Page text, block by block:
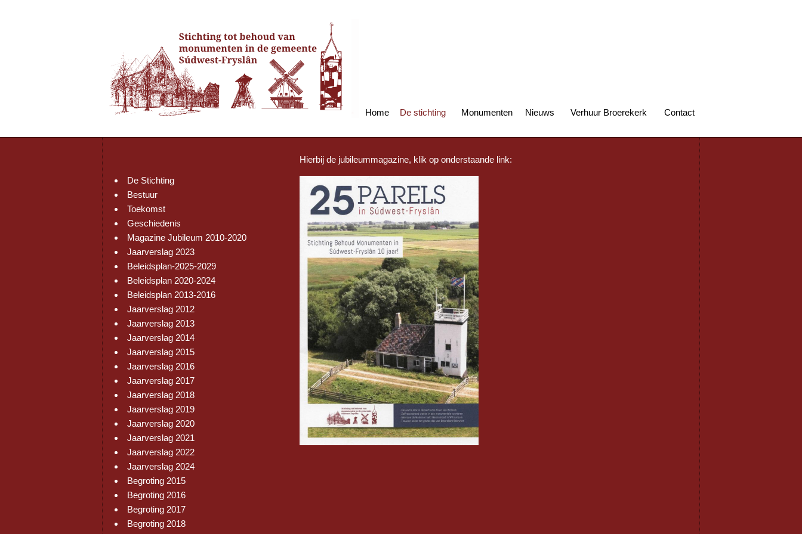
Home De stichting Monumenten Nieuws Verhuur Broerekerk Contact
De Stichting
Bestuur
Toekomst
Geschiedenis
Magazine Jubileum 2010-2020
Jaarverslag 2023
Beleidsplan-2025-2029
Beleidsplan 2020-2024
Beleidsplan 2013-2016
Jaarverslag 2012
Jaarverslag 2013
Jaarverslag 2014
Jaarverslag 2015
Jaarverslag 2016
Jaarverslag 2017
Jaarverslag 2018
Jaarverslag 2019
Jaarverslag 2020
Jaarverslag 2021
Jaarverslag 2022
Jaarverslag 2024
Begroting 2015
Begroting 2016
Begroting 2017
Begroting 2018
Hierbij de jubileummagazine, klik op onderstaande link: